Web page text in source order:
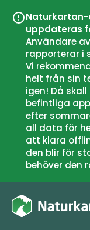
uppdateras
Användare
rapporterar i
Vi
helt från sin
igen! Då
befintliga
efter
all data för
att klara
den blir för
behöver den